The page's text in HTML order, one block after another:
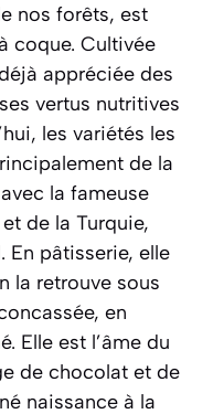
nos forêts, est
coque. Cultivée
appréciée des
vertus nutritives
les variétés les
de la
la fameuse
et de la Turquie,
En pâtisserie, elle
la retrouve sous
en
Elle est l’âme du
de chocolat et de
naissance à la